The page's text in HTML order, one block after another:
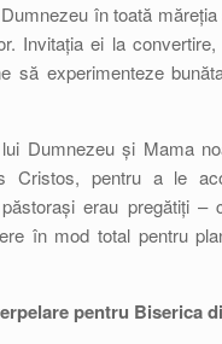
în toată
Invitația ei la
să experimenteze
Dumnezeu și Mama
pentru a le
erau pregătiți
în mod total pentru
pentru Biserica